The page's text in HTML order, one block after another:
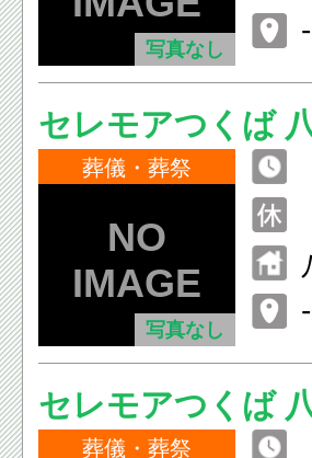
写真なし
セレモアつくば
葬儀・葬祭
写真なし
セレモアつくば
葬儀・葬祭